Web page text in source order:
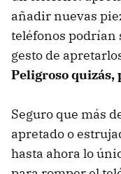
añadir nuevas
teléfonos podrían
gesto de
Peligroso quizás,
Seguro que más
apretado o
hasta ahora lo